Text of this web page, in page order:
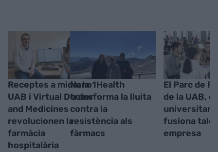
Receptes a mida: la
UAB i Virtual Doctor
and Medicines
revolucionen la
farmàcia
hospitalària
Nano1Health
transforma la lluita
contra la
resistència als
fàrmacs
El Parc de
de la UAB,
fusiona
empresa